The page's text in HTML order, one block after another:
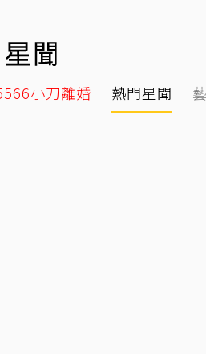
小刀離婚 熱門星聞